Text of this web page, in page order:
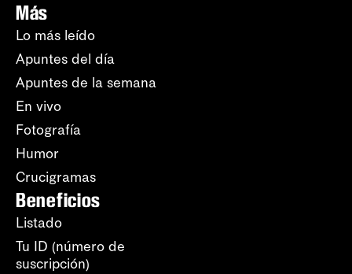
Más
Lo más leído
Apuntes del día
Apuntes de la semana
En vivo
Fotografía
Humor
Crucigramas
Beneficios
Listado
Tu ID (número de
suscripción)